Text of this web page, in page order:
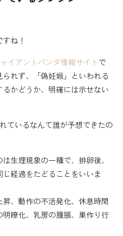
ね！
イアントパンダ情報サイトで
れず、「偽妊娠」といわれる
かどうか、明確には示せない
ているなんて誰が予想できたの
生理現象の一種で、排卵後、
経過をたどることをいいま
、動作の不活発化、休息時間
瞭化、乳房の腫脹、巣作り行